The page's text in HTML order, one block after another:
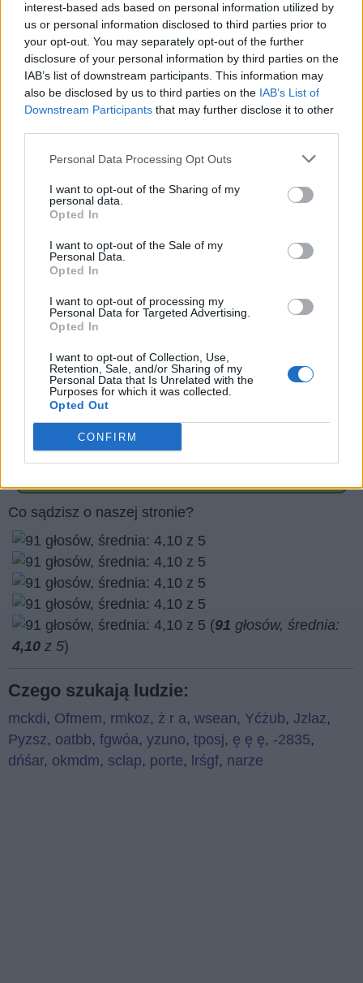
interest-based ads based on personal information utilized by
us or personal information disclosed to third parties prior to
your opt-out. You may separately opt-out of the further
disclosure of your personal information by third parties on the
IAB’s list of downstream participants. This information may
also be disclosed by us to third parties on the IAB’s List of
Downstream Participants that may further disclose it to other
Personal Data Processing Opt Outs
I want to opt-out of the Sharing of my
personal data.
Opted In
I want to opt-out of the Sale of my
Personal Data.
Opted In
I want to opt-out of processing my
Personal Data for Targeted Advertising.
Opted In
I want to opt-out of Collection, Use,
Retention, Sale, and/or Sharing of my
Personal Data that Is Unrelated with the
Purposes for which it was collected.
Opted Out
CONFIRM
Prawa autorskie do zdjęć:
greenga/stock.adobe.com
pressmaster/stock.adobe.com
BeTa-Artworks/stock.adobe.com
Czy podoba Ci się nasza strona internetowa? podziel
się nim ze znajomymi
Co sądzisz o naszej stronie?
(91 głosów, średnia:
4,10 z 5)
Czego szukają ludzie:
mckdi, Ofmem, rmkoz, ż r a, wsean, Yćżub, Jzlaz,
Pyzsz, oatbb, fgwóa, yzuno, tposj, ę ę ę, -2835,
dńśar, okmdm, sclap, porte, lrśgf, narze